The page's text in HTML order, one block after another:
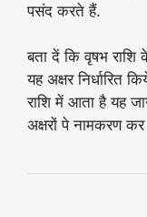
पसंद करते हैं.
बता दें कि वृषभ
यह अक्षर निर्धारित
राशि में आता है यह
अक्षरों पे नामकरण